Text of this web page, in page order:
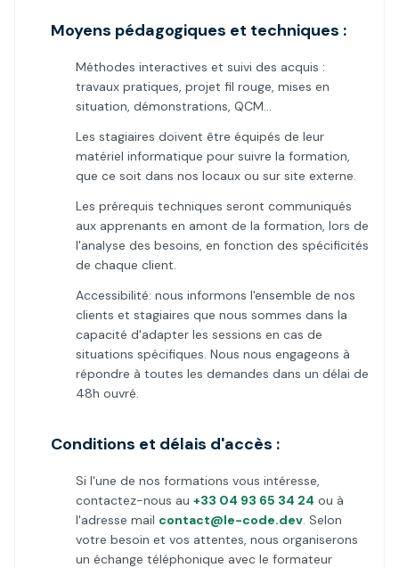
Moyens pédagogiques et techniques :
Méthodes interactives et suivi des acquis :
travaux pratiques, projet fil rouge, mises en
situation, démonstrations, QCM…
Les stagiaires doivent être équipés de leur
matériel informatique pour suivre la formation,
que ce soit dans nos locaux ou sur site externe.
Les prérequis techniques seront communiqués
aux apprenants en amont de la formation, lors de
l'analyse des besoins, en fonction des spécificités
de chaque client.
Accessibilité: nous informons l'ensemble de nos
clients et stagiaires que nous sommes dans la
capacité d'adapter les sessions en cas de
situations spécifiques. Nous nous engageons à
répondre à toutes les demandes dans un délai de
48h ouvré.
Conditions et délais d'accès :
Si l'une de nos formations vous intéresse,
contactez-nous au +33 04 93 65 34 24 ou à
l'adresse mail contact@le-code.dev. Selon
votre besoin et vos attentes, nous organiserons
un échange téléphonique avec le formateur